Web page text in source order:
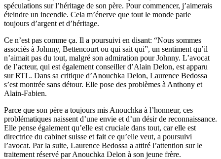
spéculations sur l’héritage de son père. Pour commencer, j’aimerais
éteindre un incendie. Cela m’énerve que tout le monde parle
toujours d’argent et d’héritage.
Ce n’est pas comme ça. Il a poursuivi en disant: “Nous sommes
associés à Johnny, Bettencourt ou qui sait qui”, un sentiment qu’il
n’aimait pas du tout, malgré son admiration pour Johnny. L’avocat
de l’acteur, qui est également conseiller d’Alain Delon, est apparu
sur RTL. Dans sa critique d’Anouchka Delon, Laurence Bedossa
s’est montrée sans détour. Elle pose des problèmes à Anthony et
Alain-Fabien.
Parce que son père a toujours mis Anouchka à l’honneur, ces
problématiques naissent d’une envie et d’un désir de reconnaissance.
Elle pense également qu’elle est cruciale dans tout, car elle est
directrice du cabinet suisse et fait ce qu’elle veut, a poursuivi
l’avocat. Par la suite, Laurence Bedossa a attiré l’attention sur le
traitement réservé par Anouchka Delon à son jeune frère.